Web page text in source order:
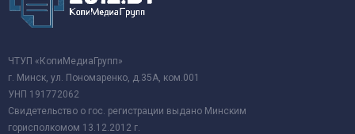
ЧТУП «КопиМедиаГрупп»
г. Минск, ул. Пономаренко, д.35А, ком.001
УНП 191772062
Свидетельство о гос. регистрации выдано Минским
горисполкомом 13.12.2012 г.